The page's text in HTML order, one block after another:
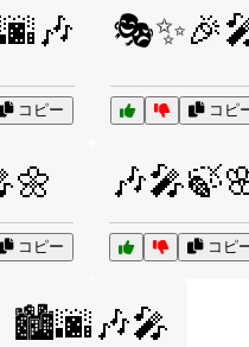
コピー コピ
コピー コピ
🏙️🌆🎶🎤